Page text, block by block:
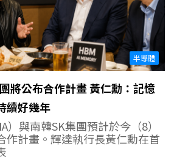
半導體
將公布合作計畫 黃仁勳：記憶
續好幾年
）與南韓SK集團預計於今（8）
作計畫。輝達執行長黃仁勳在首